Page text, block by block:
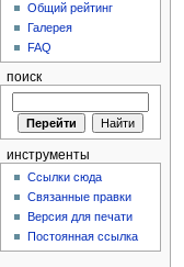
Общий рейтинг
Галерея
FAQ
поиск
инструменты
Ссылки сюда
Связанные правки
Версия для печати
Постоянная ссылка